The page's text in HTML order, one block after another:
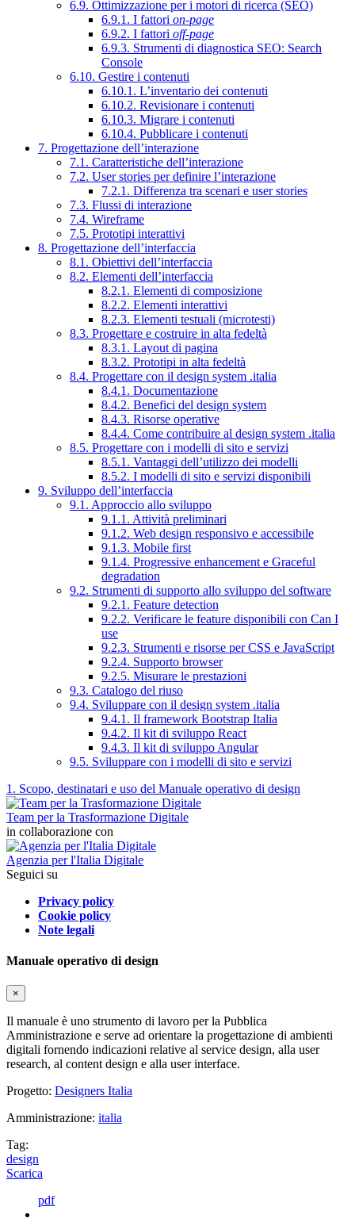
6.9. Ottimizzazione per i motori di ricerca (SEO)
6.9.1. I fattori on-page
6.9.2. I fattori off-page
6.9.3. Strumenti di diagnostica SEO: Search
Console
6.10. Gestire i contenuti
6.10.1. L’inventario dei contenuti
6.10.2. Revisionare i contenuti
6.10.3. Migrare i contenuti
6.10.4. Pubblicare i contenuti
7. Progettazione dell’interazione
7.1. Caratteristiche dell’interazione
7.2. User stories per definire l’interazione
7.2.1. Differenza tra scenari e user stories
7.3. Flussi di interazione
7.4. Wireframe
7.5. Prototipi interattivi
8. Progettazione dell’interfaccia
8.1. Obiettivi dell’interfaccia
8.2. Elementi dell’interfaccia
8.2.1. Elementi di composizione
8.2.2. Elementi interattivi
8.2.3. Elementi testuali (microtesti)
8.3. Progettare e costruire in alta fedeltà
8.3.1. Layout di pagina
8.3.2. Prototipi in alta fedeltà
8.4. Progettare con il design system .italia
8.4.1. Documentazione
8.4.2. Benefici del design system
8.4.3. Risorse operative
8.4.4. Come contribuire al design system .italia
8.5. Progettare con i modelli di sito e servizi
8.5.1. Vantaggi dell’utilizzo dei modelli
8.5.2. I modelli di sito e servizi disponibili
9. Sviluppo dell’interfaccia
9.1. Approccio allo sviluppo
9.1.1. Attività preliminari
9.1.2. Web design responsivo e accessibile
9.1.3. Mobile first
9.1.4. Progressive enhancement e Graceful
degradation
9.2. Strumenti di supporto allo sviluppo del software
9.2.1. Feature detection
9.2.2. Verificare le feature disponibili con Can I
use
9.2.3. Strumenti e risorse per CSS e JavaScript
9.2.4. Supporto browser
9.2.5. Misurare le prestazioni
9.3. Catalogo del riuso
9.4. Sviluppare con il design system .italia
9.4.1. Il framework Bootstrap Italia
9.4.2. Il kit di sviluppo React
9.4.3. Il kit di sviluppo Angular
9.5. Sviluppare con i modelli di sito e servizi
1. Scopo, destinatari e uso del Manuale operativo di design
Team per la Trasformazione Digitale
in collaborazione con
Agenzia per l'Italia Digitale
Seguici su
Privacy policy
Cookie policy
Note legali
Manuale operativo di design
×
Il manuale è uno strumento di lavoro per la Pubblica
Amministrazione e serve ad orientare la progettazione di ambienti
digitali fornendo indicazioni relative al service design, alla user
research, al content design e alla user interface.
Progetto: Designers Italia
Amministrazione: italia
Tag:
design
Scarica
pdf